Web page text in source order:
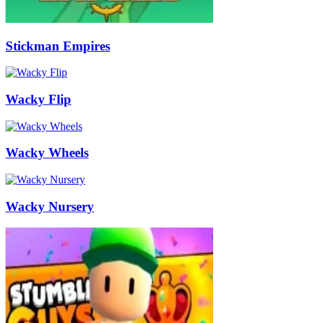
Stickman Empires
Wacky Flip
Wacky Wheels
Wacky Nursery